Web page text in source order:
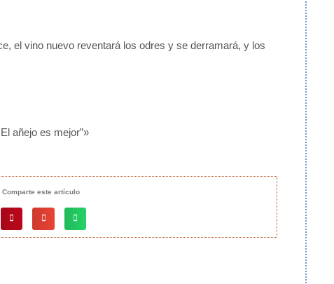
el vino nuevo reventará los odres y se derramará, y los
añejo es mejor”»
Comparte este artículo